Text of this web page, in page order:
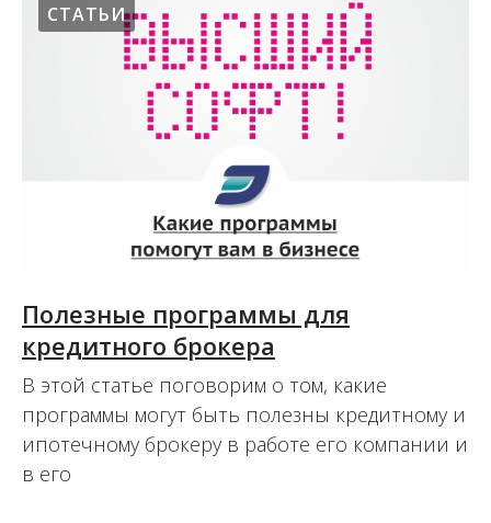
СТАТЬИ
Полезные программы для
кредитного брокера
В этой статье поговорим о том, какие
программы могут быть полезны кредитному и
ипотечному брокеру в работе его компании и
в его